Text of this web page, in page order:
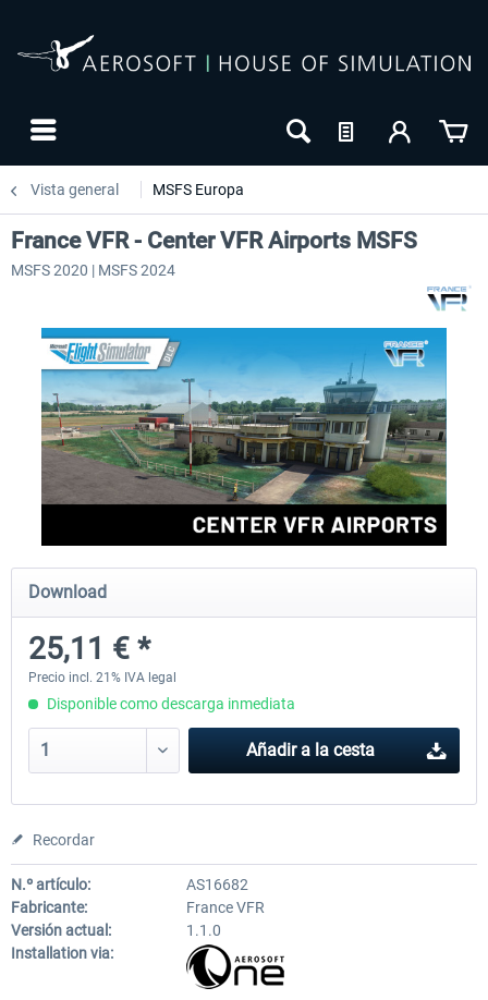
Vista general MSFS Europa
Aerosoft Mega Airport Brussels
25,37 € *
Aerosoft Airport Cologne/
France VFR - Center VFR Airports MSFS
MSFS 2020 | MSFS 2024
Download
25,11 € *
Precio incl. 21% IVA legal
Disponible como descarga inmediata
Añadir a la cesta
Recordar
N.º artículo:
AS16682
Fabricante:
France VFR
Versión actual:
1.1.0
Installation via: